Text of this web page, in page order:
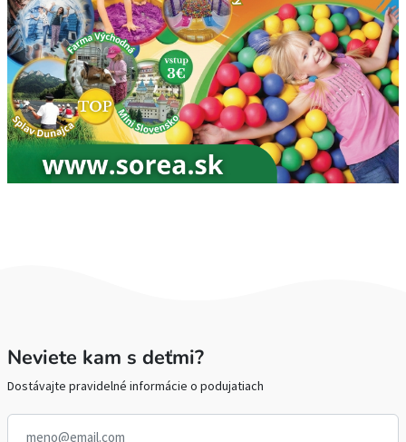
Neviete kam s deťmi?
Dostávajte pravidelné informácie o podujatiach